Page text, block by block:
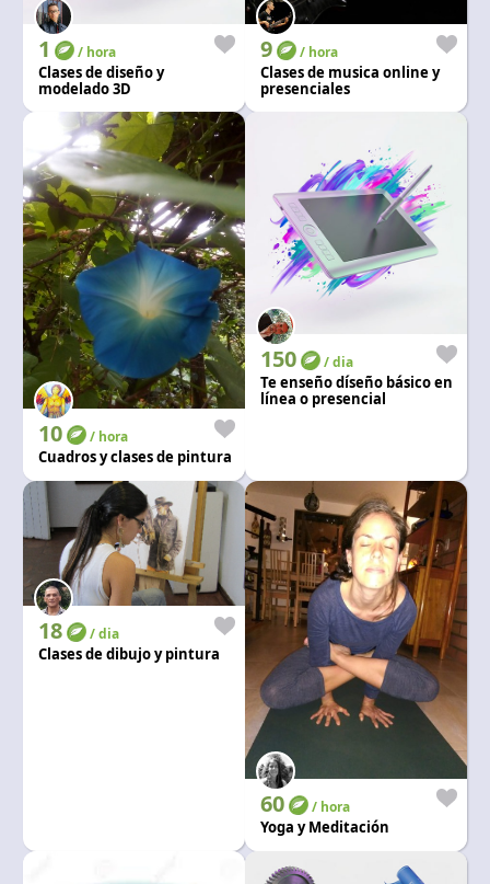
1 / hora
Clases de diseño y
modelado 3D
9 / hora
Clases de musica online y
presenciales
10 / hora
Cuadros y clases de pintura
150 / dia
Te enseño díseño básico en
línea o presencial
18 / dia
Clases de dibujo y pintura
60 / hora
Yoga y Meditación